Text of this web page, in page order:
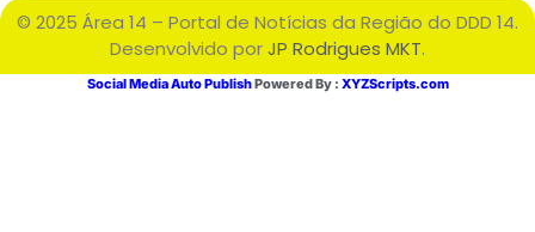
© 2025 Área 14 – Portal de Notícias da Região do DDD 14.
Desenvolvido porJP Rodrigues MKT.
Social Media Auto PublishPowered By : XYZScripts.com